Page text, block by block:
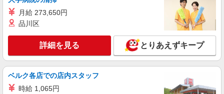
月給 273,650円
品川区
詳細を見る とりあえずキープ
ベルク各店での店内スタッフ
時給 1,065円